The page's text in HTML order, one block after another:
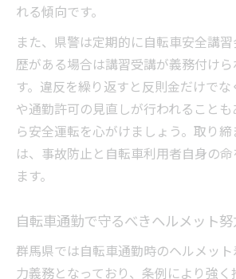
れる傾向です。
また、県警は定期的に自転車安全講
歴がある場合は講習受講が義務付け
す。違反を繰り返すと反則金だけで
や通勤許可の見直しが行われること
ら安全運転を心がけましょう。取り
は、事故防止と自転車利用者自身の
ます。
自転車通勤で守るべきヘルメット
群馬県では自転車通勤時のヘルメッ
力義務となっており、条例により強